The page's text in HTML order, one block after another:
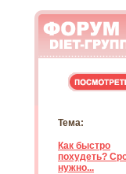
Тема:
Как быстро
похудеть?
нужно...